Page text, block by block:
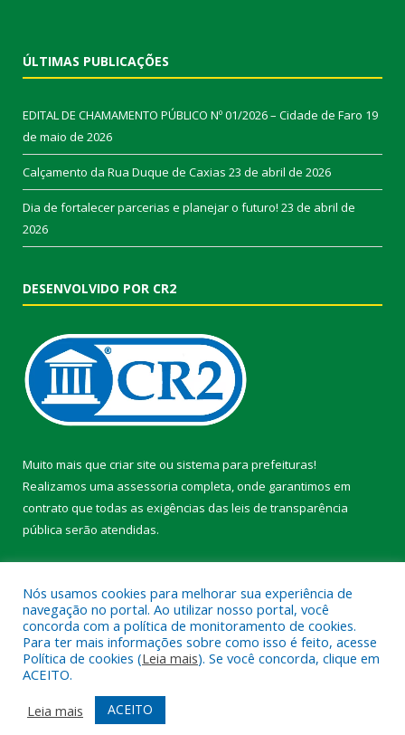
ÚLTIMAS PUBLICAÇÕES
EDITAL DE CHAMAMENTO PÚBLICO Nº 01/2026 – Cidade de Faro 19
de maio de 2026
Calçamento da Rua Duque de Caxias 23 de abril de 2026
Dia de fortalecer parcerias e planejar o futuro! 23 de abril de
2026
DESENVOLVIDO POR CR2
Muito mais que criar site ou sistema para prefeituras!
Realizamos uma assessoria completa, onde garantimos em
contrato que todas as exigências das leis de transparência
pública serão atendidas.
Todos os direitos reservados a Prefeitura Municipal de Faro.
Mapa do Site
Acessar Área Administrativa
Acessar Webmail
Nós usamos cookies para melhorar sua experiência de
navegação no portal. Ao utilizar nosso portal, você
concorda com a política de monitoramento de cookies.
Para ter mais informações sobre como isso é feito, acesse
Política de cookies (Leia mais). Se você concorda, clique em
ACEITO.
Leia mais
ACEITO